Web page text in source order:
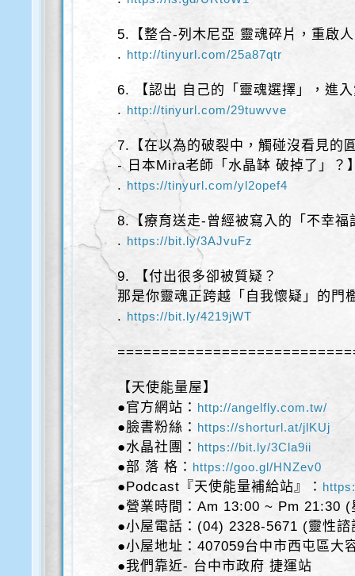
5.【整合-列木尼亞 靈魂碎片，重啟
. http://tinyurl.com/25a87qtr
6. 【認出 自己的「靈魂選擇」，進
. http://tinyurl.com/29tuwvve
7.【在以為的破裂中，觸碰沒看見的
- 日本Mira老師「水晶缽 破掉了」？
. https://tinyurl.com/yl2opef4
8.【療育送走-曾經被寫入的「不幸福
. https://bit.ly/3AJvuFz
9. 【付出很多卻被質疑？
那是你靈魂正跨越「自我懷疑」的門
. https://bit.ly/4219jWT
【天使能量屋】
●官方網站： http://angelfly.com.tw/
●臉書粉絲： https://shorturl.at/jlKUj
●水晶社團： https://bit.ly/3Cla9ii
●部 落 格： https://goo.gl/HNZev0
●Podcast『天使能量補給站』：
●營業時間：Am 13:00 ~ Pm 21:30 (
●小屋電話：(04) 2328-5671 (靈性
●小屋地址：407059台中市西屯區大
●我們靠近- 台中市政府 捷運站